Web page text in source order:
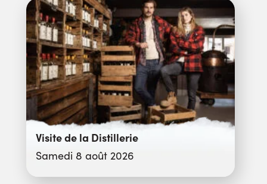
Visite de la Distillerie
Samedi 8 août 2026